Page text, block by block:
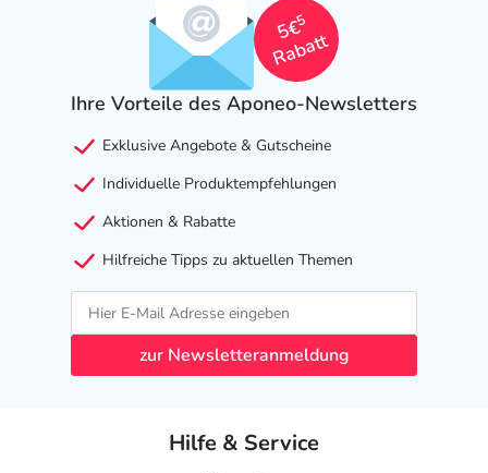
5€
5
Rabatt
Ihre Vorteile des Aponeo-Newsletters
Exklusive Angebote & Gutscheine
Individuelle Produktempfehlungen
Aktionen & Rabatte
Hilfreiche Tipps zu aktuellen Themen
zur Newsletteranmeldung
Hilfe & Service